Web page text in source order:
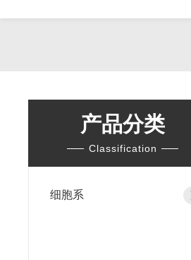
产品分类
Classification
细胞系